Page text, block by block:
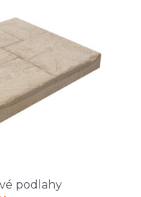
podlahy